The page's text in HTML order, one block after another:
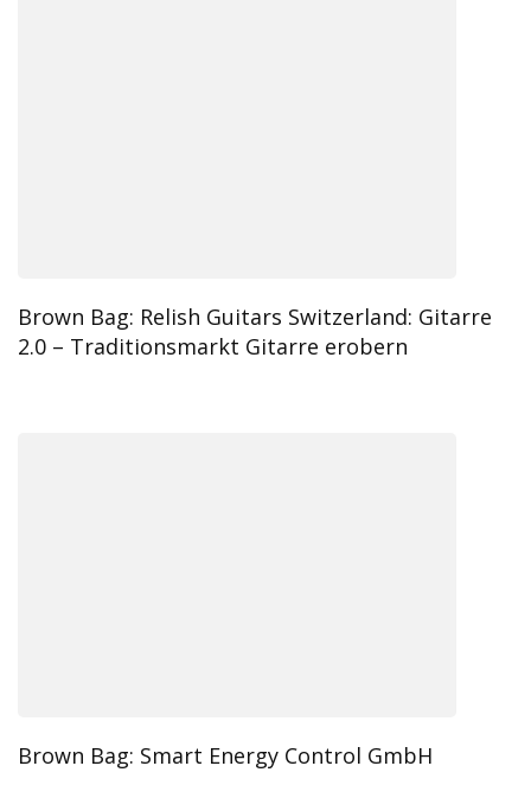
Brown Bag: Relish Guitars Switzerland: Gitarre
2.0 – Traditionsmarkt Gitarre erobern
Brown Bag: Smart Energy Control GmbH